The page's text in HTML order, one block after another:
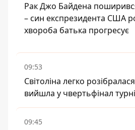
Рак Джо Байдена
– син експрезидента США
хвороба батька прогресує
09:53
Світоліна легко
вийшла у чвертьфінал
09:45